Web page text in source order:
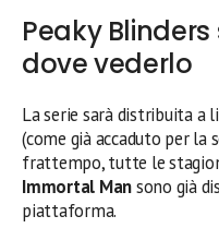
Peaky
dove vederlo
La serie sarà distribuita a
(come già accaduto per
frattempo, tutte le
Immortal Mansono già
piattaforma.